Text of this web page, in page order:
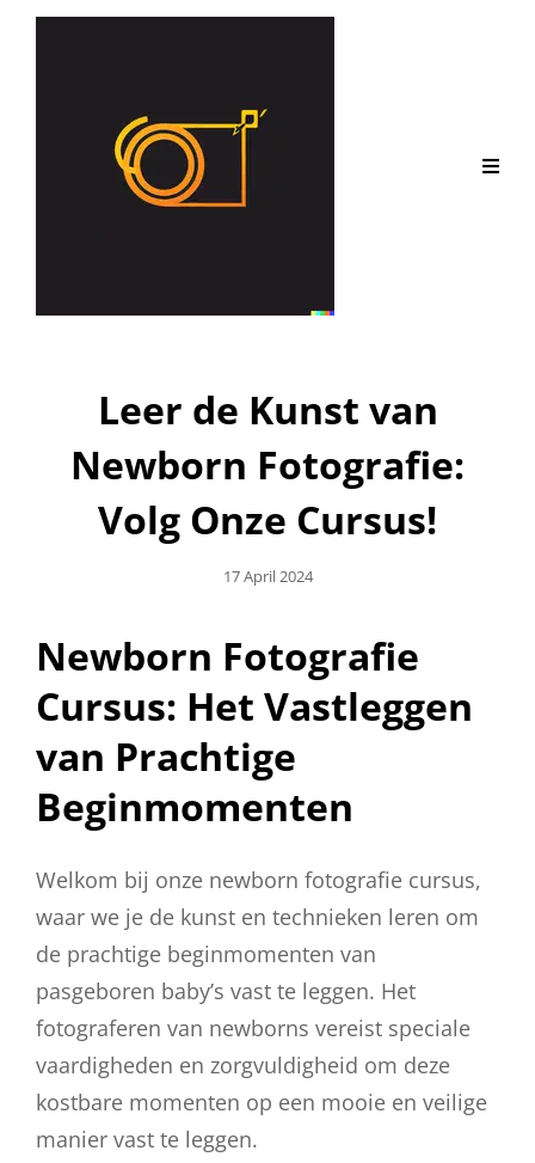
Leer de Kunst van
Newborn Fotografie:
Volg Onze Cursus!
Geplaatst
17 April 2024
Newborn Fotografie
Cursus: Het Vastleggen
van Prachtige
Beginmomenten
Welkom bij onze newborn fotografie cursus,
waar we je de kunst en technieken leren om
de prachtige beginmomenten van
pasgeboren baby’s vast te leggen. Het
fotograferen van newborns vereist speciale
vaardigheden en zorgvuldigheid om deze
kostbare momenten op een mooie en veilige
manier vast te leggen.